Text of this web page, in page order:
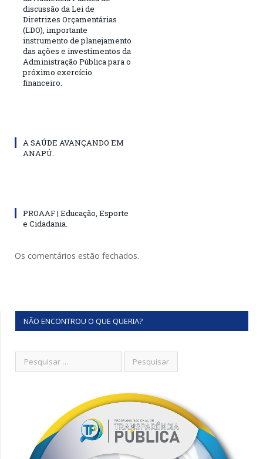
discussão da Lei de
Diretrizes Orçamentárias
(LDO), importante
instrumento de planejamento
das ações e investimentos da
Administração Pública para o
próximo exercício
financeiro.
A SAÚDE AVANÇANDO EM
ANAPÚ.
PROAAF | Educação, Esporte
e Cidadania.
Os comentários estão fechados.
NÃO ENCONTROU O QUE QUERIA?